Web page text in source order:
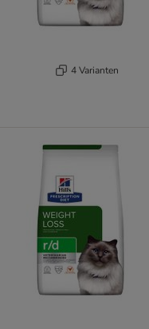
4 Varianten